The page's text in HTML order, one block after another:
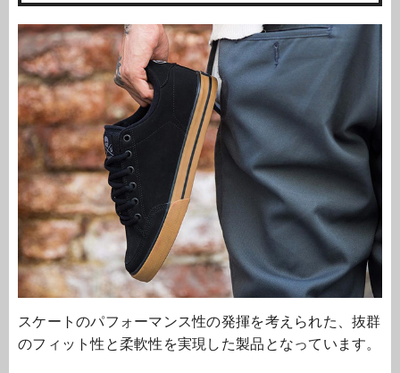
スケートのパフォーマンス性の発揮を考えられた、抜群
のフィット性と柔軟性を実現した製品となっています。